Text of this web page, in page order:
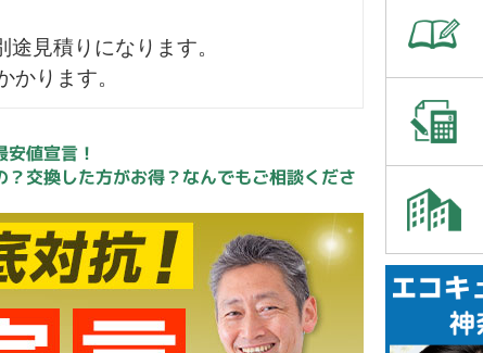
見積りになります。
ります。
値宣言！
交換した方がお得？なんでもご相談くださ